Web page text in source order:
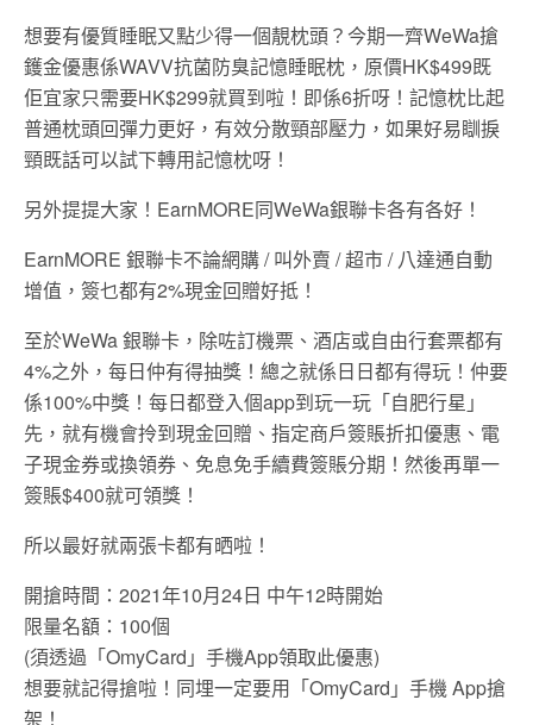
想要有優質睡眠又點少得一個靚枕頭？今期一齊WeWa搶
鑊金優惠係WAVV抗菌防臭記憶睡眠枕，原價HK$499既
佢宜家只需要HK$299就買到啦！即係6折呀！記憶枕比起
普通枕頭回彈力更好，有效分散頸部壓力，如果好易瞓捩
頸既話可以試下轉用記憶枕呀！
另外提提大家！EarnMORE同WeWa銀聯卡各有各好！
EarnMORE 銀聯卡不論網購 / 叫外賣 / 超市 / 八達通自動
增值，簽乜都有2%現金回贈好抵！
至於WeWa 銀聯卡，除咗訂機票、酒店或自由行套票都有
4%之外，每日仲有得抽獎！總之就係日日都有得玩！仲要
係100%中獎！每日都登入個app到玩一玩「自肥行星」
先，就有機會拎到現金回贈、指定商戶簽賬折扣優惠、電
子現金券或換領券、免息免手續費簽賬分期！然後再單一
簽賬$400就可領獎！
所以最好就兩張卡都有晒啦！
開搶時間：2021年10月24日 中午12時開始
限量名額：100個
(須透過「OmyCard」手機App領取此優惠)
想要就記得搶啦！同埋一定要用「OmyCard」手機 App搶
架！